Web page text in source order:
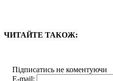
ЧИТАЙТЕ ТАКОЖ:
Підписатись не коментуючи
E-mail: